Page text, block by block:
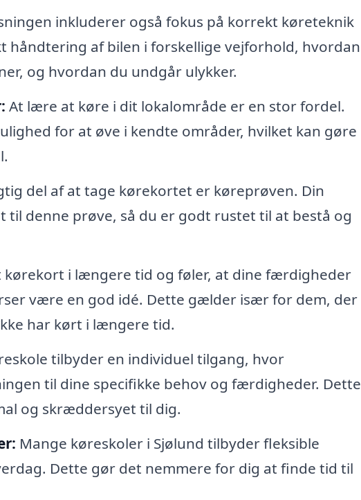
inkluderer også fokus på korrekt køreteknik
håndtering af bilen i forskellige vejforhold, hvordan
og hvordan du undgår ulykker.
At lære at køre i dit lokalområde er en stor fordel.
for at øve i kendte områder, hvilket kan gøre
del af at tage kørekortet er køreprøven. Din
denne prøve, så du er godt rustet til at bestå og
kørekort i længere tid og føler, at dine færdigheder
være en god idé. Dette gælder især for dem, der
har kørt i længere tid.
tilbyder en individuel tilgang, hvor
til dine specifikke behov og færdigheder. Dette
og skræddersyet til dig.
Mange køreskoler i Sjølund tilbyder fleksible
Dette gør det nemmere for dig at finde tid til